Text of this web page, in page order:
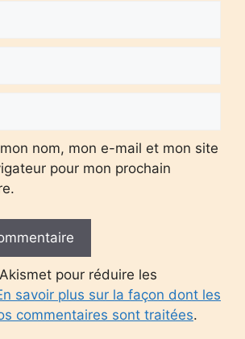
nom, mon e-mail et mon site
pour mon prochain
pour réduire les
savoir plus sur la façon dont les
commentaires sont traitées.